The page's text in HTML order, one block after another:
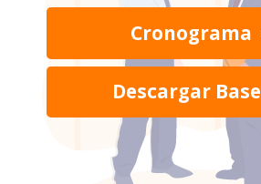
Cronograma
Descargar